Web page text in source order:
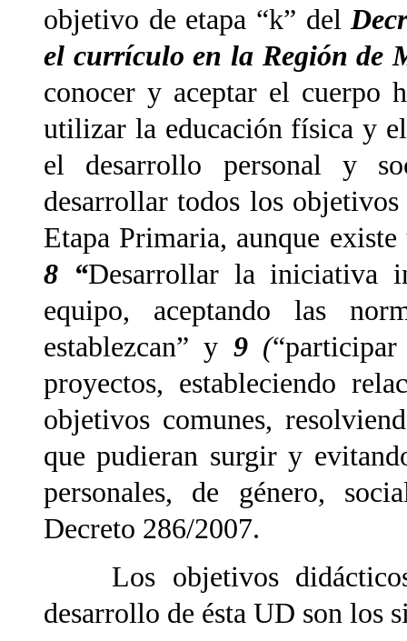
objetivo de etapa “k” del
el currículo en la Región de
conocer y aceptar el cuerpo
utilizar la educación física y
el desarrollo personal y
desarrollar todos los
Etapa Primaria, aunque
8 “Desarrollar la iniciativa
equipo, aceptando las
establezcan” y 9 (
proyectos, estableciendo
objetivos comunes,
que pudieran surgir y
personales, de género,
Decreto 286/2007.
Los objetivos didácticos
desarrollo de ésta UD son los